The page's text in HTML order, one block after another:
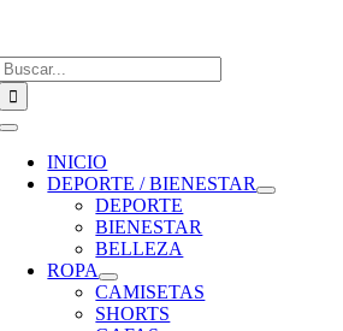
Toggle
Navigation
INICIO
DEPORTE / BIENESTAR
DEPORTE
BIENESTAR
BELLEZA
ROPA
CAMISETAS
SHORTS